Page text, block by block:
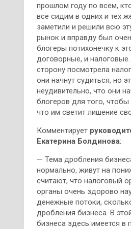
прошлом году по всем,
все сидим в одних и тех
заметили и решили всю
рынок и вправду был
блогеры потихонечку к
договорные, и
сторону посмотрела
они начнут судиться, но
неудивительно, что они
блогеров для того,
что им светит лишение
Комментирует
Екатерина Болдинова:
— Тема дробления
нормально, живут на
считают, что налоговый
органы очень здорово
денежные потоки,
дробления бизнеса. В
бизнеса здесь имеется в